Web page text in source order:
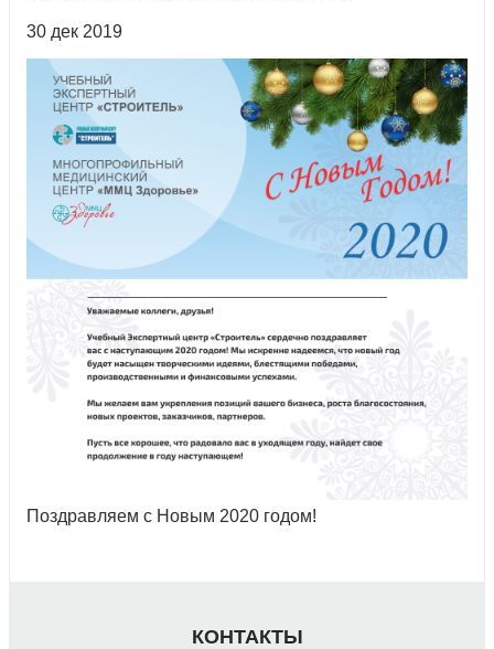
30 дек 2019
Поздравляем с Новым 2020 годом!
КОНТАКТЫ